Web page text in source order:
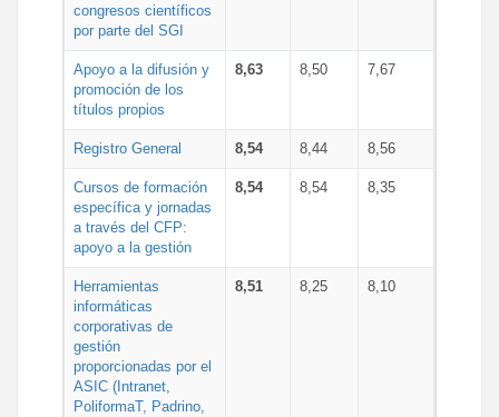
congresos científicos
por parte del SGI
Apoyo a la difusión y
promoción de los
títulos propios
8,63 8,50 7,67
Registro General 8,54 8,44 8,56
Cursos de formación
específica y jornadas
a través del CFP:
apoyo a la gestión
8,54 8,54 8,35
Herramientas
informáticas
corporativas de
gestión
proporcionadas por el
ASIC (Intranet,
PoliformaT, Padrino,
8,51 8,25 8,10